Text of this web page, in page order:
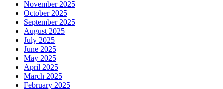
November 2025
October 2025
September 2025
August 2025
July 2025
June 2025
May 2025
April 2025
March 2025
February 2025